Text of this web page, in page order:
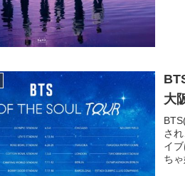
大
さ
イ
ち